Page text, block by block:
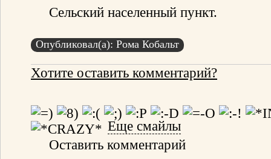
Сельский населенный пункт.
Опубликовал(а): Рома Кобальт
Хотите оставить комментарий?
Еще смайлы
Оставить комментарий